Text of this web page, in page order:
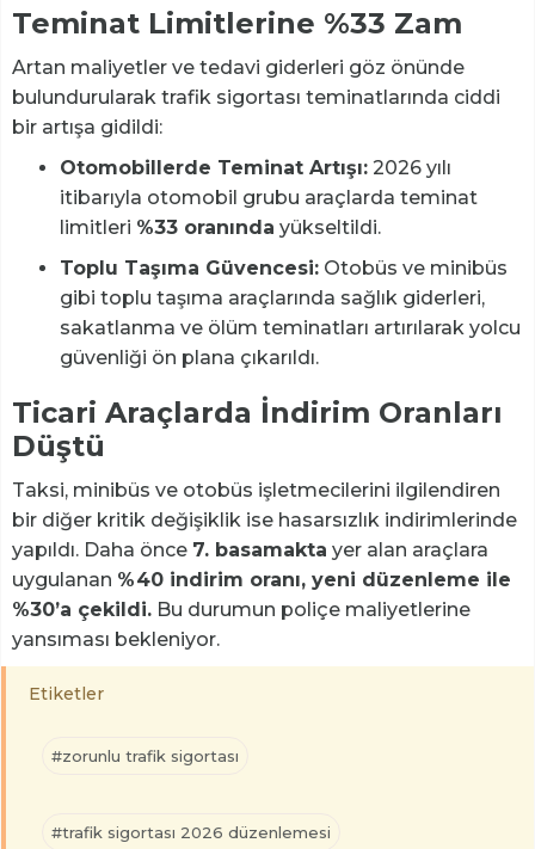
Teminat Limitlerine %33 Zam
Artan maliyetler ve tedavi giderleri göz önünde
bulundurularak trafik sigortası teminatlarında ciddi
bir artışa gidildi:
Otomobillerde Teminat Artışı: 2026 yılı
itibarıyla otomobil grubu araçlarda teminat
limitleri %33 oranında yükseltildi.
Toplu Taşıma Güvencesi: Otobüs ve minibüs
gibi toplu taşıma araçlarında sağlık giderleri,
sakatlanma ve ölüm teminatları artırılarak yolcu
güvenliği ön plana çıkarıldı.
Ticari Araçlarda İndirim Oranları
Düştü
Taksi, minibüs ve otobüs işletmecilerini ilgilendiren
bir diğer kritik değişiklik ise hasarsızlık indirimlerinde
yapıldı. Daha önce 7. basamakta yer alan araçlara
uygulanan %40 indirim oranı, yeni düzenleme ile
%30’a çekildi. Bu durumun poliçe maliyetlerine
yansıması bekleniyor.
Etiketler
#zorunlu trafik sigortası
#trafik sigortası 2026 düzenlemesi